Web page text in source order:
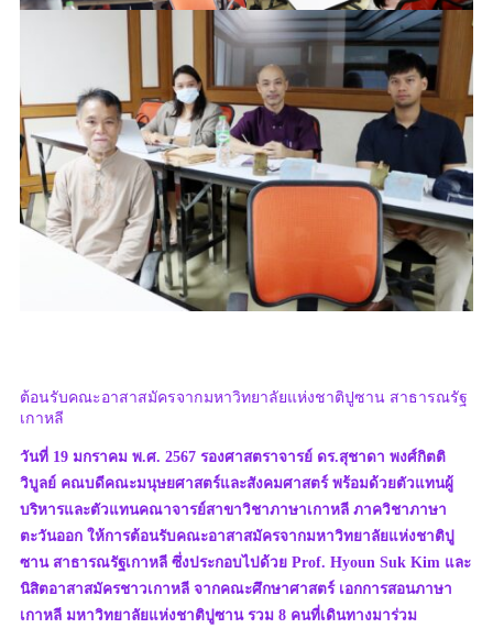
ต้อนรับคณะอาสาสมัครจากมหาวิทยาลัยแห่งชาติปูซาน สาธารณรัฐ
เกาหลี
วันที่ 19 มกราคม พ.ศ. 2567 รองศาสตราจารย์ ดร.สุชาดา พงศ์กิตติ
วิบูลย์ คณบดีคณะมนุษยศาสตร์และสังคมศาสตร์ พร้อมด้วยตัวแทนผู้
บริหารและตัวแทนคณาจารย์สาขาวิชาภาษาเกาหลี ภาควิชาภาษา
ตะวันออก ให้การต้อนรับคณะอาสาสมัครจากมหาวิทยาลัยแห่งชาติปู
ซาน สาธารณรัฐเกาหลี ซึ่งประกอบไปด้วย Prof. Hyoun Suk Kim และ
นิสิตอาสาสมัครชาวเกาหลี จากคณะศึกษาศาสตร์ เอกการสอนภาษา
เกาหลี มหาวิทยาลัยแห่งชาติปูซาน รวม 8 คนที่เดินทางมาร่วม